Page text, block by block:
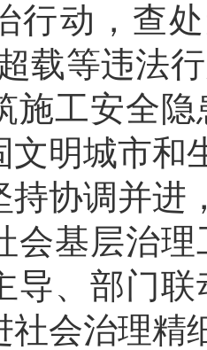
行动，查
载等违法
施工安全
文明城市和
调并进
基层治理
导、部门
社会治理精